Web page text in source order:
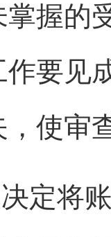
握的
要见
使审
定将